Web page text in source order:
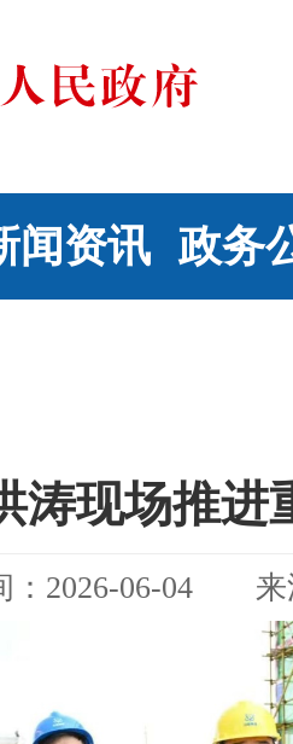
闻资讯 政务
涛现场推进
：2026-06-04 来